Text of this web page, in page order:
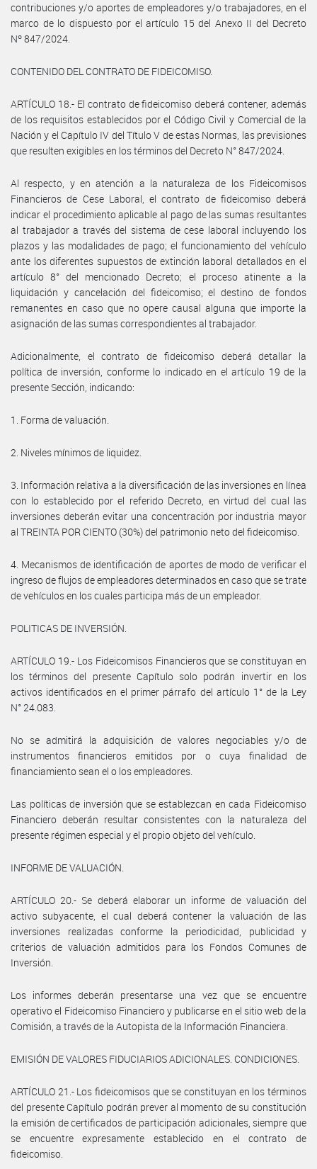
contribuciones y/o aportes de empleadores y/o trabajadores, en el
marco de lo dispuesto por el artículo 15 del Anexo II del Decreto
Nº 847/2024.
CONTENIDO DEL CONTRATO DE FIDEICOMISO.
ARTÍCULO 18.- El contrato de fideicomiso deberá contener, además
de los requisitos establecidos por el Código Civil y Comercial de la
Nación y el Capítulo IV del Título V de estas Normas, las previsiones
que resulten exigibles en los términos del Decreto N° 847/2024.
Al respecto, y en atención a la naturaleza de los Fideicomisos
Financieros de Cese Laboral, el contrato de fideicomiso deberá
indicar el procedimiento aplicable al pago de las sumas resultantes
al trabajador a través del sistema de cese laboral incluyendo los
plazos y las modalidades de pago; el funcionamiento del vehículo
ante los diferentes supuestos de extinción laboral detallados en el
artículo 8° del mencionado Decreto; el proceso atinente a la
liquidación y cancelación del fideicomiso; el destino de fondos
remanentes en caso que no opere causal alguna que importe la
asignación de las sumas correspondientes al trabajador.
Adicionalmente, el contrato de fideicomiso deberá detallar la
política de inversión, conforme lo indicado en el artículo 19 de la
presente Sección, indicando:
1. Forma de valuación.
2. Niveles mínimos de liquidez.
3. Información relativa a la diversificación de las inversiones en línea
con lo establecido por el referido Decreto, en virtud del cual las
inversiones deberán evitar una concentración por industria mayor
al TREINTA POR CIENTO (30%) del patrimonio neto del fideicomiso.
4. Mecanismos de identificación de aportes de modo de verificar el
ingreso de flujos de empleadores determinados en caso que se trate
de vehículos en los cuales participa más de un empleador.
POLITICAS DE INVERSIÓN.
ARTÍCULO 19.- Los Fideicomisos Financieros que se constituyan en
los términos del presente Capítulo solo podrán invertir en los
activos identificados en el primer párrafo del artículo 1° de la Ley
N° 24.083.
No se admitirá la adquisición de valores negociables y/o de
instrumentos financieros emitidos por o cuya finalidad de
financiamiento sean el o los empleadores.
Las políticas de inversión que se establezcan en cada Fideicomiso
Financiero deberán resultar consistentes con la naturaleza del
presente régimen especial y el propio objeto del vehículo.
INFORME DE VALUACIÓN.
ARTÍCULO 20.- Se deberá elaborar un informe de valuación del
activo subyacente, el cual deberá contener la valuación de las
inversiones realizadas conforme la periodicidad, publicidad y
criterios de valuación admitidos para los Fondos Comunes de
Inversión.
Los informes deberán presentarse una vez que se encuentre
operativo el Fideicomiso Financiero y publicarse en el sitio web de la
Comisión, a través de la Autopista de la Información Financiera.
EMISIÓN DE VALORES FIDUCIARIOS ADICIONALES. CONDICIONES.
ARTÍCULO 21.- Los fideicomisos que se constituyan en los términos
del presente Capítulo podrán prever al momento de su constitución
la emisión de certificados de participación adicionales, siempre que
se encuentre expresamente establecido en el contrato de
fideicomiso.